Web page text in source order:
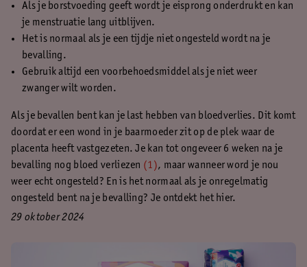
Als je borstvoeding geeft wordt je eisprong onderdrukt en kan
je menstruatie lang uitblijven.
Het is normaal als je een tijdje niet ongesteld wordt na je
bevalling.
Gebruik altijd een voorbehoedsmiddel als je niet weer
zwanger wilt worden.
Als je bevallen bent kan je last hebben van bloedverlies. Dit komt
doordat er een wond in je baarmoeder zit op de plek waar de
placenta heeft vastgezeten. Je kan tot ongeveer 6 weken na je
bevalling nog bloed verliezen (1), maar wanneer word je nou
weer echt ongesteld? En is het normaal als je onregelmatig
ongesteld bent na je bevalling? Je ontdekt het hier.
29 oktober 2024